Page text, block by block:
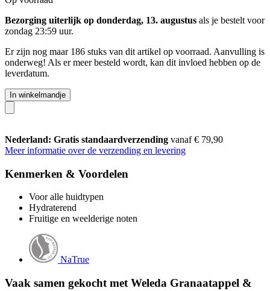
Bezorging uiterlijk op donderdag, 13. augustus als je bestelt voor
zondag 23:59 uur.
Er zijn nog maar 186 stuks van dit artikel op voorraad. Aanvulling is
onderweg! Als er meer besteld wordt, kan dit invloed hebben op de
leverdatum.
In winkelmandje
Nederland: Gratis standaardverzending vanaf € 79,90
Meer informatie over de verzending en levering
Kenmerken & Voordelen
Voor alle huidtypen
Hydraterend
Fruitige en weelderige noten
NaTrue
Vaak samen gekocht met Weleda Granaatappel &